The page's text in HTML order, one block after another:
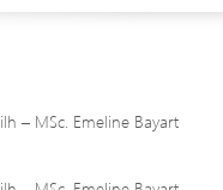
– MSc. Emeline Bayart